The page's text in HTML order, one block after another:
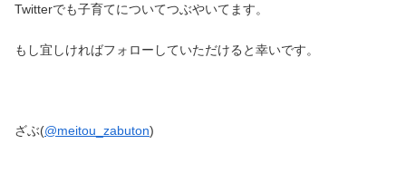
Twitterでも子育てについてつぶやいてます。
もし宜しければフォローしていただけると幸いです。
ざぶ(@meitou_zabuton)